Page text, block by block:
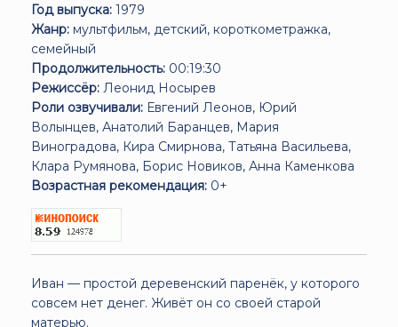
Год выпуска: 1979
Жанр: мультфильм, детский, короткометражка,
семейный
Продолжительность: 00:19:30
Режиссёр: Леонид Носырев
Роли озвучивали: Евгений Леонов, Юрий
Волынцев, Анатолий Баранцев, Мария
Виноградова, Кира Смирнова, Татьяна Васильева,
Клара Румянова, Борис Новиков, Анна Каменкова
Возрастная рекомендация: 0+
Иван — простой деревенский паренёк, у которого
совсем нет денег. Живёт он со своей старой
матерью.